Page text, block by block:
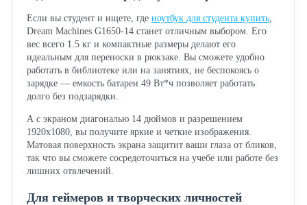
Если вы студент и ищете, где ноутбук для студента купить,
Dream Machines G1650-14 станет отличным выбором. Его
вес всего 1.5 кг и компактные размеры делают его
идеальным для переноски в рюкзаке. Вы сможете удобно
работать в библиотеке или на занятиях, не беспокоясь о
зарядке — емкость батареи 49 Вт*ч позволяет работать
долго без подзарядки.
А с экраном диагональю 14 дюймов и разрешением
1920x1080, вы получите яркие и четкие изображения.
Матовая поверхность экрана защитит ваши глаза от бликов,
так что вы сможете сосредоточиться на учебе или работе без
лишних отвлечений.
Для геймеров и творческих личностей